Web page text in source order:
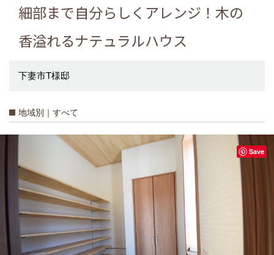
細部まで自分らしくアレンジ！木の
香溢れるナテュラルハウス
下妻市T様邸
地域別｜すべて
Save